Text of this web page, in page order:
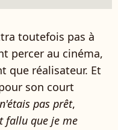
toutefois pas à
percer au cinéma,
que réalisateur. Et
son court
pas prêt,
fallu que je me